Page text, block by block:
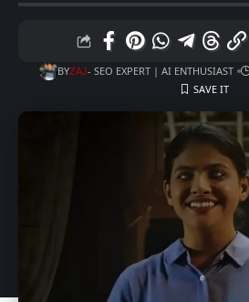
BYZAJ- SEO EXPERT | AI ENTHUSIAST